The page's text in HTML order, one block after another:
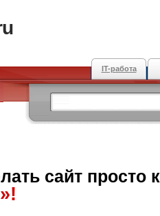
IT-работа
сайт просто